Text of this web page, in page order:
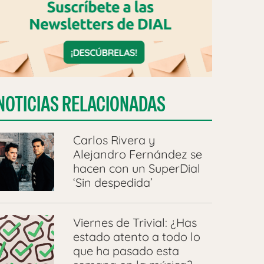
RELACIONADAS
Carlos Rivera y
Alejandro Fernández se
hacen con un SuperDial
‘Sin despedida’
Viernes de Trivial: ¿Has
estado atento a todo lo
que ha pasado esta